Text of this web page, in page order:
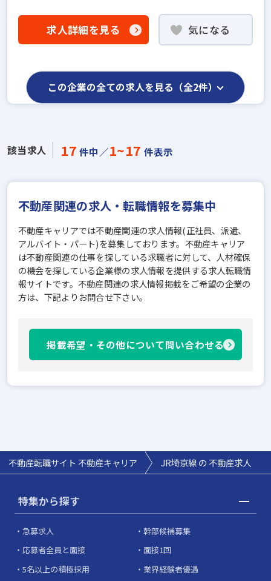
求人詳細を見る 気になる
この企業の全ての求人を見る（全2件）
該当求人 17 件中／1~17 件表示
不動産関連の求人・転職情報を募集中
不動産キャリアでは不動産関連の求人情報(正社員、派遣、
アルバイト・パート)を募集しております。不動産キャリア
は不動産関連の仕事を探している求職者に対して、人材確保
の機会を探している企業様の求人情報を提供する求人転職情
報サイトです。不動産関連の求人情報掲載をご希望の企業の
方は、下記よりお問合せ下さい。
掲載希望・その他について問い合わせる
不動産転職サイト 不動産キャリア JR埼京線 の 不動産求人
特集から探す
急募求人
幹部候補募集
応募者全員と面接
面接1回
5名以上の積極採用
業界経験者優遇